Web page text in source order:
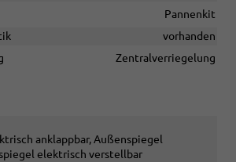
Pannenkit
vorhanden
Zentralverriegelung
anklappbar, Außenspiegel
elektrisch verstellbar